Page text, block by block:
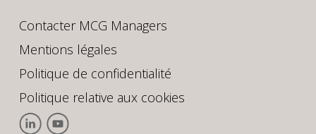
Contacter MCG Managers
Mentions légales
Politique de confidentialité
Politique relative aux cookies